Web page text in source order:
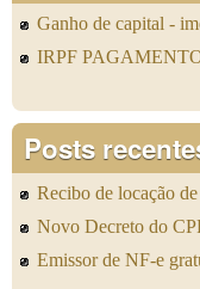
Ganho de capital -
IRPF
Posts
Recibo de locação
Novo Decreto do
Emissor de NF-e